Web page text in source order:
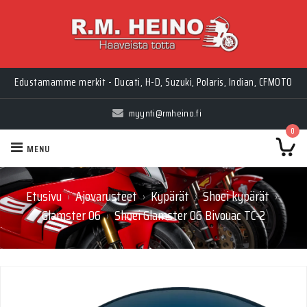
Edustamamme merkit - Ducati, H-D, Suzuki, Polaris, Indian, CFMOTO
myynti@rmheino.fi
0
MENU
Etusivu › Ajovarusteet › Kypärät › Shoei kypärät ›
Glamster 06 › Shoei Glamster 06 Bivouac TC-2